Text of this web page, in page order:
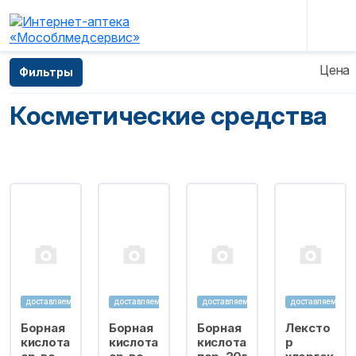
Главная — Косметические средства
Косметические средства
Фильтры Цена
доставляем
Борная
кислота
доставляем
Борная
кислота
доставляем
Борная
кислота
доставляем
Лексто
р